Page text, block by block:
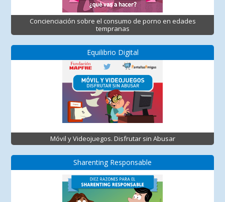
Concienciación sobre el consumo de porno en edades
tempranas
Equilibrio Digital
Móvil y Videojuegos. Disfrutar sin Abusar
Sharenting Responsable